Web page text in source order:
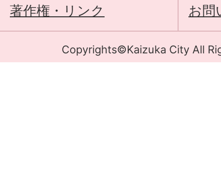
著作権・リンク お問
Copyrights©Kaizuka City All